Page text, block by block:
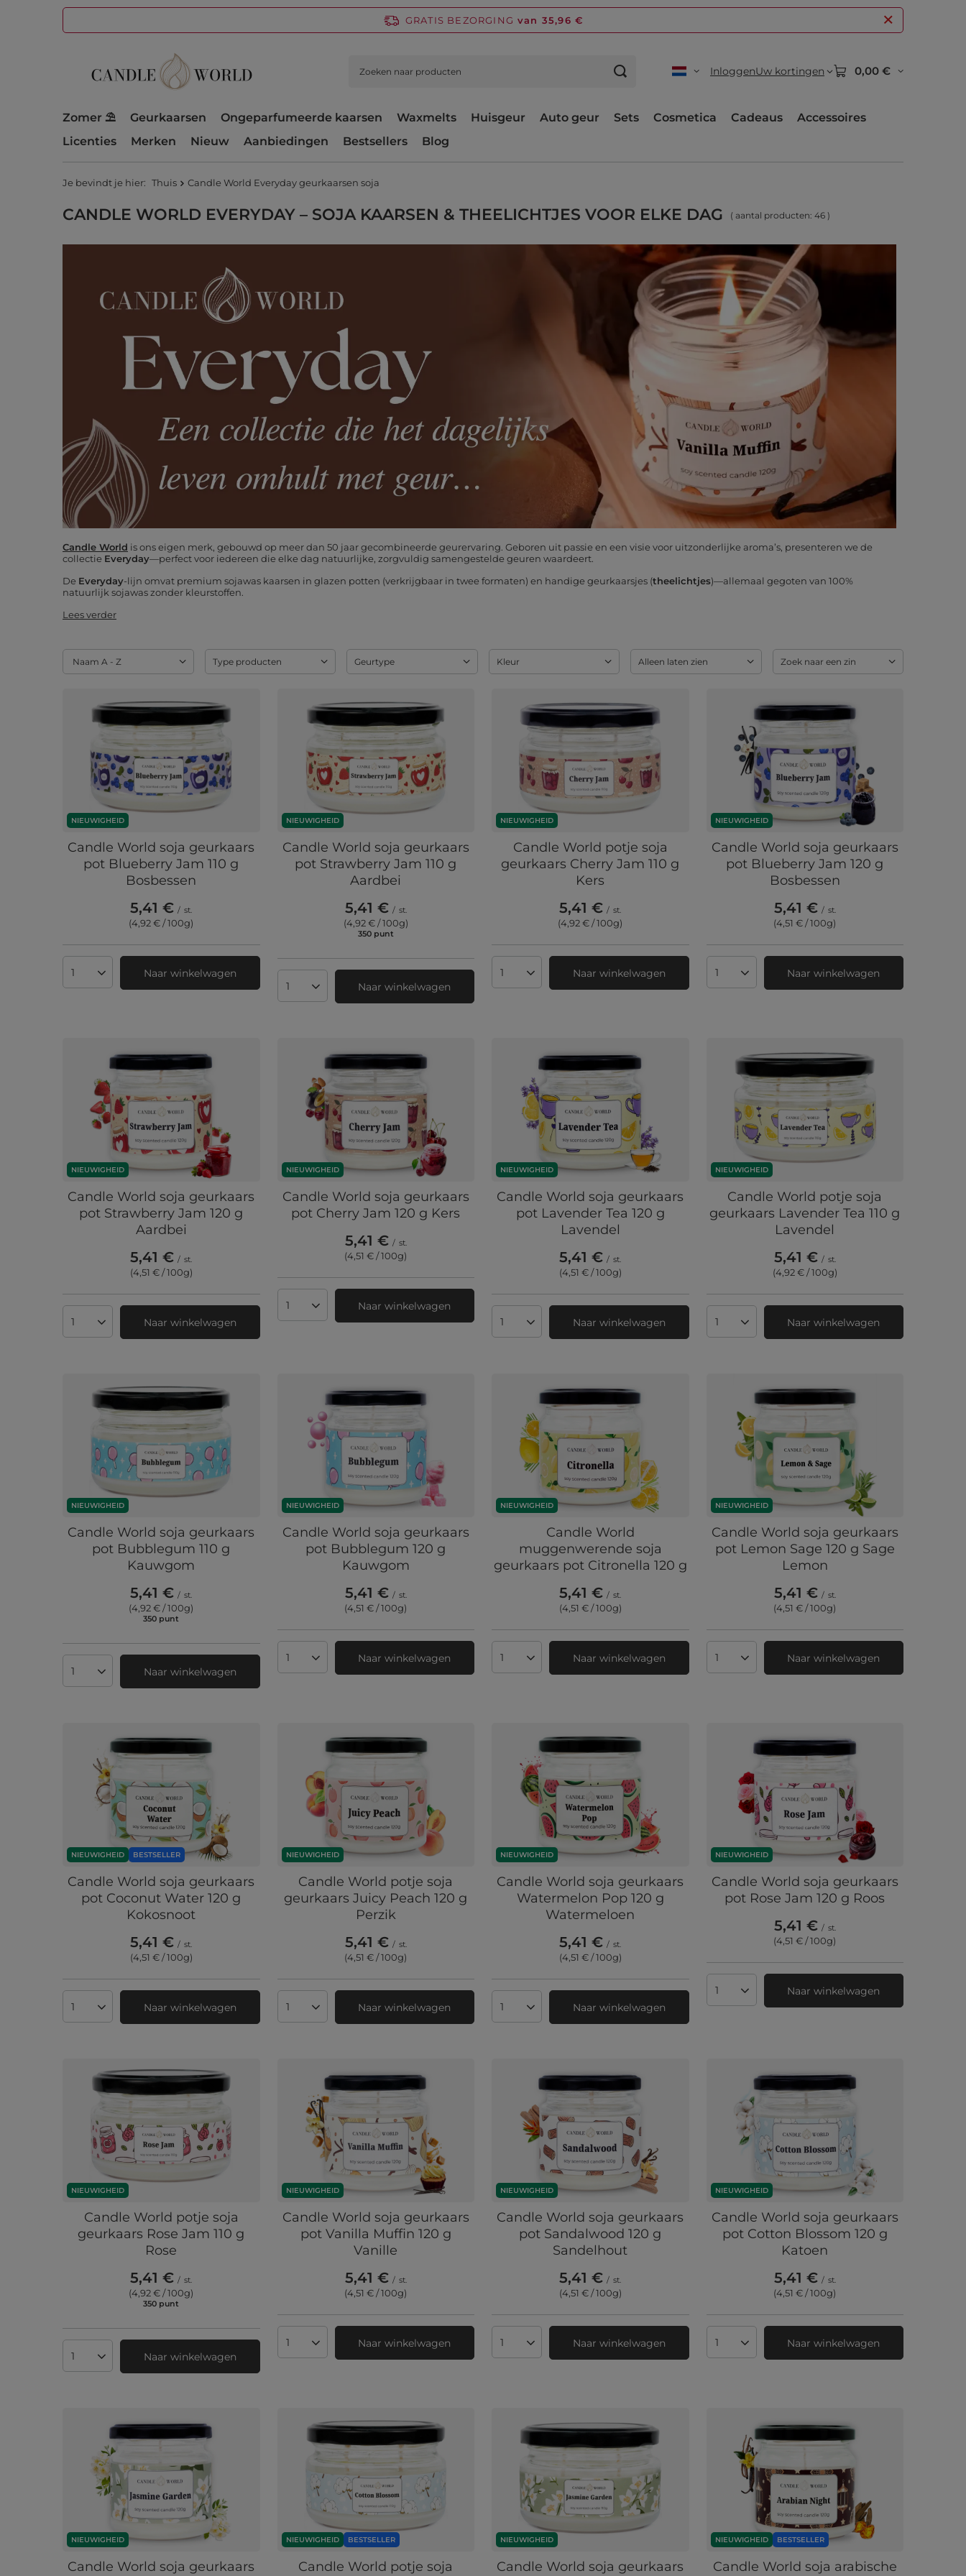
GRATIS BEZORGING van 35,96 €
InloggenUw kortingen 0,00 €
Zomer ⛱️ Geurkaarsen Ongeparfumeerde kaarsen Waxmelts Huisgeur Auto geur Sets Cosmetica Cadeaus
Accessoires
Licenties
Merken Nieuw Aanbiedingen Bestsellers Blog
Je bevindt je hier: Thuis Candle World Everyday geurkaarsen soja
CANDLE WORLD EVERYDAY – SOJA KAARSEN & THEELICHTJES VOOR ELKE DAG ( aantal producten: 46 )
Candle World is ons eigen merk, gebouwd op meer dan 50 jaar gecombineerde geurervaring. Geboren uit passie en een visie voor uitzonderlijke aroma’s, presenteren we de
collectie Everyday—perfect voor iedereen die elke dag natuurlijke, zorgvuldig samengestelde geuren waardeert.
De Everyday-lijn omvat premium sojawas kaarsen in glazen potten (verkrijgbaar in twee formaten) en handige geurkaarsjes (theelichtjes)—allemaal gegoten van 100%
natuurlijk sojawas zonder kleurstoffen.
Lees verder
Sortering wijzigen
Naam A - Z Type producten Geurtype Kleur Alleen laten zien Zoek naar een zin
NIEUWIGHEID
Candle World soja geurkaars
pot Blueberry Jam 110 g
Bosbessen
5,41 € / st.
(4,92 € / 100g)
Aantal productenNaar winkelwagen
NIEUWIGHEID
Candle World soja geurkaars
pot Strawberry Jam 110 g
Aardbei
5,41 € / st.
(4,92 € / 100g)
350puntpunten
Aantal productenNaar winkelwagen
NIEUWIGHEID
Candle World potje soja
geurkaars Cherry Jam 110 g
Kers
5,41 € / st.
(4,92 € / 100g)
Aantal productenNaar winkelwagen
NIEUWIGHEID
Candle World soja geurkaars
pot Blueberry Jam 120 g
Bosbessen
5,41 € / st.
(4,51 € / 100g)
Aantal productenNaar winkelwagen
NIEUWIGHEID
Candle World soja geurkaars
pot Strawberry Jam 120 g
Aardbei
5,41 € / st.
(4,51 € / 100g)
Aantal productenNaar winkelwagen
NIEUWIGHEID
Candle World soja geurkaars
pot Cherry Jam 120 g Kers
5,41 € / st.
(4,51 € / 100g)
Aantal productenNaar winkelwagen
NIEUWIGHEID
Candle World soja geurkaars
pot Lavender Tea 120 g
Lavendel
5,41 € / st.
(4,51 € / 100g)
Aantal productenNaar winkelwagen
NIEUWIGHEID
Candle World potje soja
geurkaars Lavender Tea 110 g
Lavendel
5,41 € / st.
(4,92 € / 100g)
Aantal productenNaar winkelwagen
NIEUWIGHEID
Candle World soja geurkaars
pot Bubblegum 110 g
Kauwgom
5,41 € / st.
(4,92 € / 100g)
350 punt
Aantal productenNaar winkelwagen
NIEUWIGHEID
Candle World soja geurkaars
pot Bubblegum 120 g
Kauwgom
5,41 € / st.
(4,51 € / 100g)
Aantal productenNaar winkelwagen
NIEUWIGHEID
Candle World
muggenwerende soja
geurkaars pot Citronella 120 g
5,41 € / st.
(4,51 € / 100g)
Aantal productenNaar winkelwagen
NIEUWIGHEID
Candle World soja geurkaars
pot Lemon Sage 120 g Sage
Lemon
5,41 € / st.
(4,51 € / 100g)
Aantal productenNaar winkelwagen
NIEUWIGHEID BESTSELLER
Candle World soja geurkaars
pot Coconut Water 120 g
Kokosnoot
5,41 € / st.
(4,51 € / 100g)
Aantal productenNaar winkelwagen
NIEUWIGHEID
Candle World potje soja
geurkaars Juicy Peach 120 g
Perzik
5,41 € / st.
(4,51 € / 100g)
Aantal productenNaar winkelwagen
NIEUWIGHEID
Candle World soja geurkaars
Watermelon Pop 120 g
Watermeloen
5,41 € / st.
(4,51 € / 100g)
Aantal productenNaar winkelwagen
NIEUWIGHEID
Candle World soja geurkaars
pot Rose Jam 120 g Roos
5,41 € / st.
(4,51 € / 100g)
Aantal productenNaar winkelwagen
NIEUWIGHEID
Candle World potje soja
geurkaars Rose Jam 110 g
Rose
5,41 € / st.
(4,92 € / 100g)
350 punt
Aantal productenNaar winkelwagen
NIEUWIGHEID
Candle World soja geurkaars
pot Vanilla Muffin 120 g
Vanille
5,41 € / st.
(4,51 € / 100g)
Aantal productenNaar winkelwagen
NIEUWIGHEID
Candle World soja geurkaars
pot Sandalwood 120 g
Sandelhout
5,41 € / st.
(4,51 € / 100g)
Aantal productenNaar winkelwagen
NIEUWIGHEID
Candle World soja geurkaars
pot Cotton Blossom 120 g
Katoen
5,41 € / st.
(4,51 € / 100g)
Aantal productenNaar winkelwagen
NIEUWIGHEID
Candle World soja geurkaars
NIEUWIGHEID BESTSELLER
Candle World potje soja
NIEUWIGHEID
Candle World soja geurkaars
NIEUWIGHEID BESTSELLER
Candle World soja arabische